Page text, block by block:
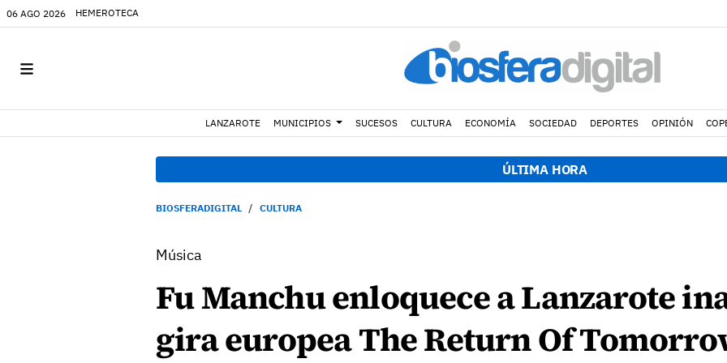
06 AGO 2026 HEMEROTECA
LANZAROTE MUNICIPIOS SUCESOS CULTURA ECONOMÍA SOCIEDAD DEPORTES OPINIÓN
ÚLTIMA HORA
BIOSFERADIGITAL CULTURA
Música
Fu Manchu enloquece a Lanzarote
gira europea The Return Of